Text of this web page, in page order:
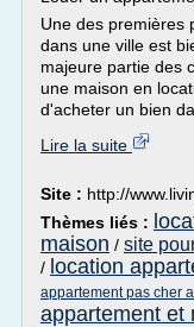
Une des premières
dans une ville est
majeure partie des
une maison en
d'acheter un bien
Lire la suite
Site : http://
Thèmes liés :
maison / site
/ location
appartement pas cher
appartement et